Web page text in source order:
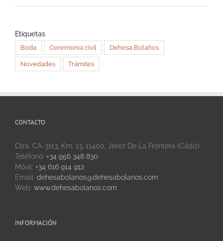
Etiquetas
Boda Ceremonia civil Dehesa Bolaños
Novedades Trámites
CONTACTO
Ctra. CA-3113, Km. 13, 11400, Jerez De La Frontera (Cádiz)
Teléfono: +34 956 348 830
Móvil: +34 616 914 912
Email: dehesabolanos@dehesabolanos.com
Web: www.dehesabolanos.com
INFORMACIÓN